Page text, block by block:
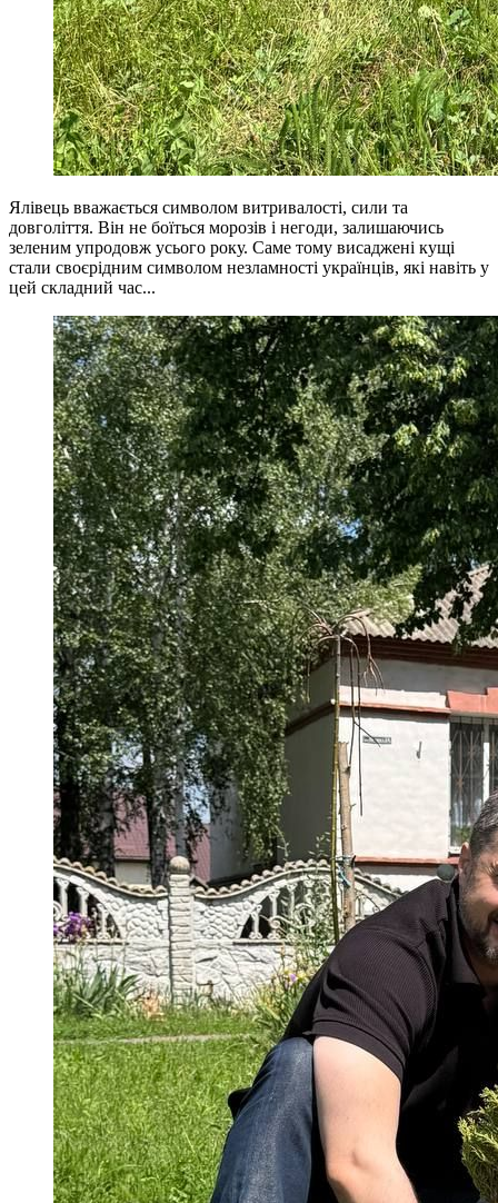
Ялівець вважається символом витривалості, сили та
довголіття. Він не боїться морозів і негоди, залишаючись
зеленим упродовж усього року. Саме тому висаджені кущі
стали своєрідним символом незламності українців, які навіть у
цей складний час...